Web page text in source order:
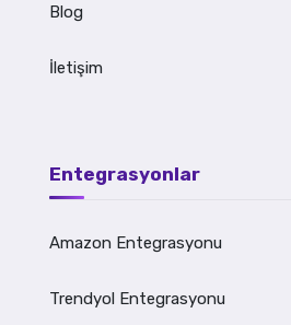
Blog
İletişim
Entegrasyonlar
Amazon Entegrasyonu
Trendyol Entegrasyonu